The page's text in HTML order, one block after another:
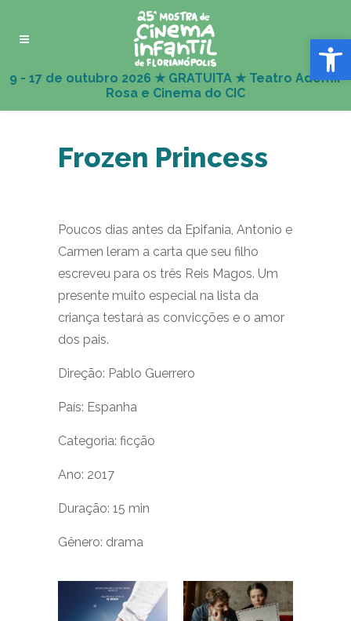
Abrir
Frozen Princess
Poucos dias antes da Epifania, Antonio e
Carmen leram a carta que seu filho
escreveu para os três Reis Magos. Um
presente muito especial na lista da
criança testará as convicções e o amor
dos pais.
Direção: Pablo Guerrero
País: Espanha
Categoria: ficção
Ano: 2017
Duração: 15 min
Gênero: drama